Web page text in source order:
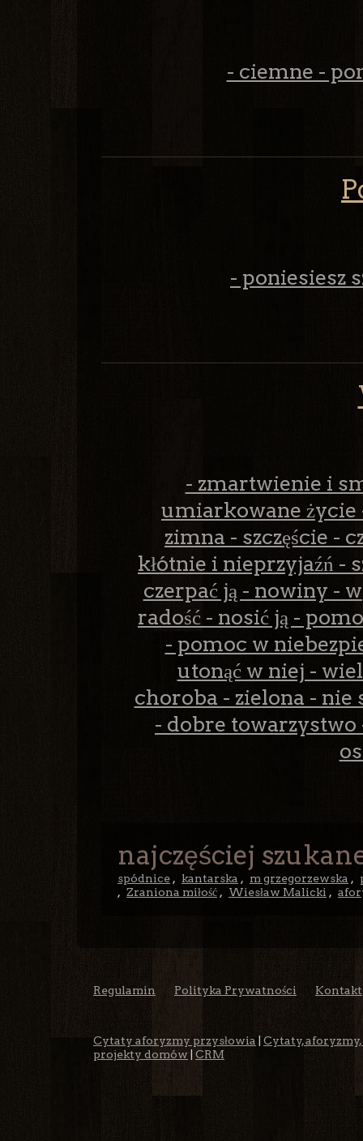
- ciemne -
- poniesiesz
- zmartwienie i
umiarkowane życie
zimna - szczęście -
kłótnie i nieprzyjaźń -
czerpać ją - nowiny -
radość - nosić ją -
- pomoc w
utonąć w niej -
choroba - zielona - nie
- dobre towarzystwo
najczęściej
spódnice , kantarska , m grzegorzewska ,
, Zraniona miłość , Wiesław Malicki ,
Regulamin Polityka Prywatności Kontakt
Cytaty aforyzmy przysłowia
Cytaty,
projekty domów
CRM